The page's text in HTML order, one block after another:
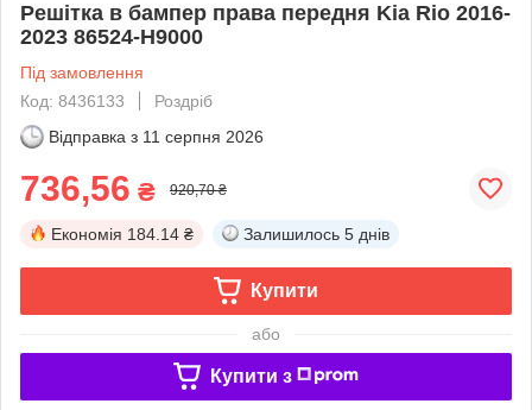
Решітка в бампер права передня Kia Rio 2016-
2023 86524-H9000
Під замовлення
Код: 8436133
Роздріб
Відправка з 11 серпня 2026
736,56 ₴ 920,70 ₴
Економія 184.14 ₴ Залишилось 5 днів
Купити
або
Купити з